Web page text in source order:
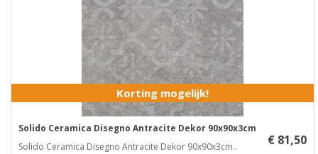
Korting mogelijk!
Solido Ceramica Disegno Antracite Dekor 90x90x3cm
Solido Ceramica Disegno Antracite Dekor 90x90x3cm..
€ 81,50